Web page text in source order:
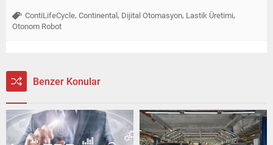
ContiLifeCycle, Continental, Dijital Otomasyon, Lastik Üretimi,
Otonom Robot
Benzer Konular